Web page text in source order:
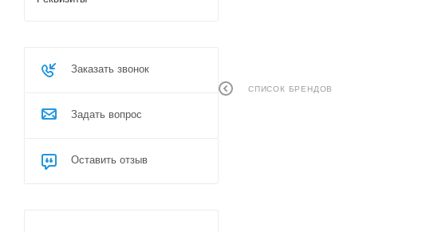
СПИСОК БРЕНДОВ
Заказать звонок
Задать вопрос
Оставить отзыв